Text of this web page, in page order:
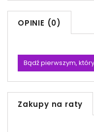
OPINIE (0)
Bądź pierwszym,
Zakupy na raty